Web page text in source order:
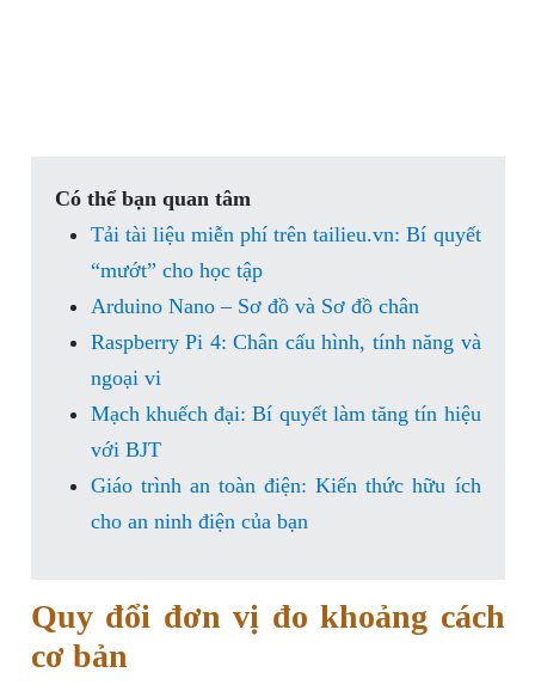
Có thể bạn quan tâm
Tải tài liệu miễn phí trên tailieu.vn: Bí quyết
“mướt” cho học tập
Arduino Nano – Sơ đồ và Sơ đồ chân
Raspberry Pi 4: Chân cấu hình, tính năng và
ngoại vi
Mạch khuếch đại: Bí quyết làm tăng tín hiệu
với BJT
Giáo trình an toàn điện: Kiến thức hữu ích
cho an ninh điện của bạn
Quy đổi đơn vị đo khoảng cách
cơ bản